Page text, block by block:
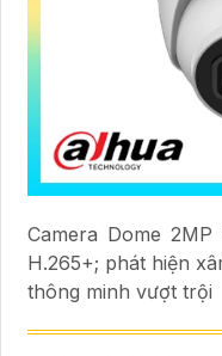
Camera Dome
H.265+; phát hiện
thông minh vượt trội